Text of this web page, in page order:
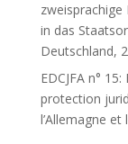
zweisprachige
in das
Deutschland,
EDCJFA n°
protection
l’Allemagne et